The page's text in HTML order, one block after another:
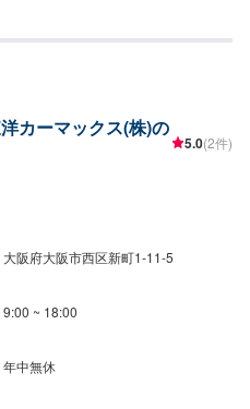
カーマックス(株)の
5.0(2件)
大阪府大阪市西区新町1-11-5
9:00 ~ 18:00
年中無休